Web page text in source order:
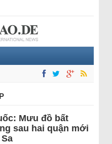
Mưu đồ bất
sau hai quận mới